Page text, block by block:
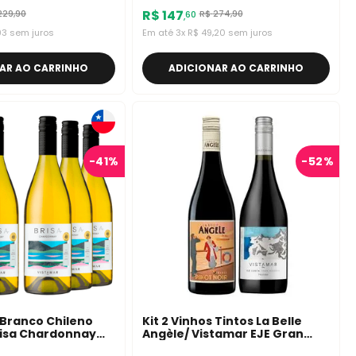
,90
sem juros
AO CARRINHO
Vinha De Loris
R$147,60 R$274,90
Em até 3x R$ 49,20 sem juros
ADICIONAR AO CARRINHO
-41%
Chileno
Chardonnay
-52%
Kit 2 Vinhos Tintos La Belle
Angèle/ Vistamar EJE Gran